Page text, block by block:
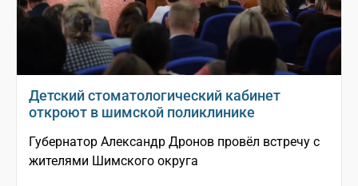
Детский стоматологический кабинет
откроют в шимской поликлинике
Губернатор Александр Дронов провёл встречу с
жителями Шимского округа